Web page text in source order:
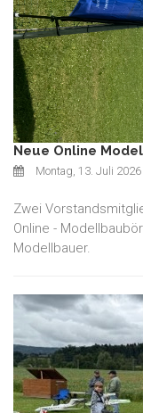
Neue Online
Montag, 13. Juli 2026
Zwei
Online -
Modellbauer.